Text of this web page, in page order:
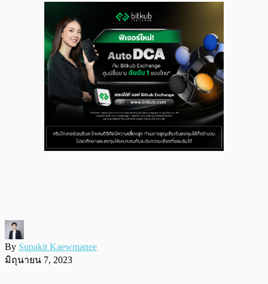
By Supakit Kaewmanee
มิถุนายน 7, 2023